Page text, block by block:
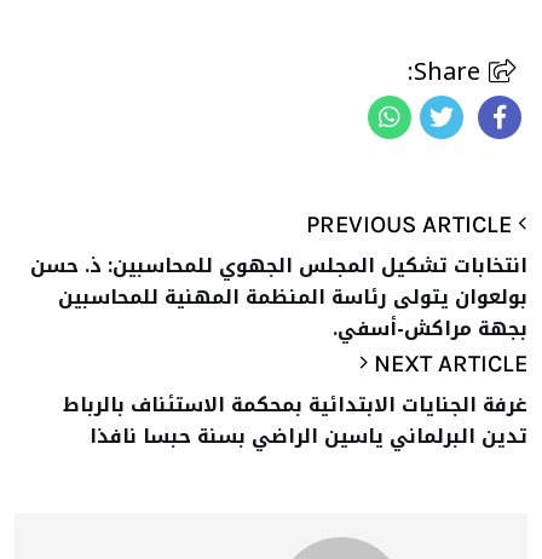
انتخابات تشكيل المجلس الجهوي للمحاسبين: ذ. حسن
بولعوان يتولى رئاسة المنظمة المهنية للمحاسبين
بجهة مراكش-أسفي.
NEXT ARTICLE
غرفة الجنايات الابتدائية بمحكمة الاستئناف بالرباط
تدين البرلماني ياسين الراضي بسنة حبسا نافذا